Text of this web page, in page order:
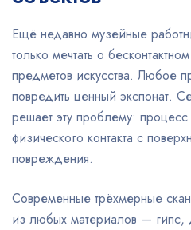
Ещё недавно музейные
только мечтать о
предметов искусства. Любое
повредить ценный экспонат.
решает эту проблему:
физического контакта с
повреждения.
Современные трёхмерные
из любых материалов — гипс,